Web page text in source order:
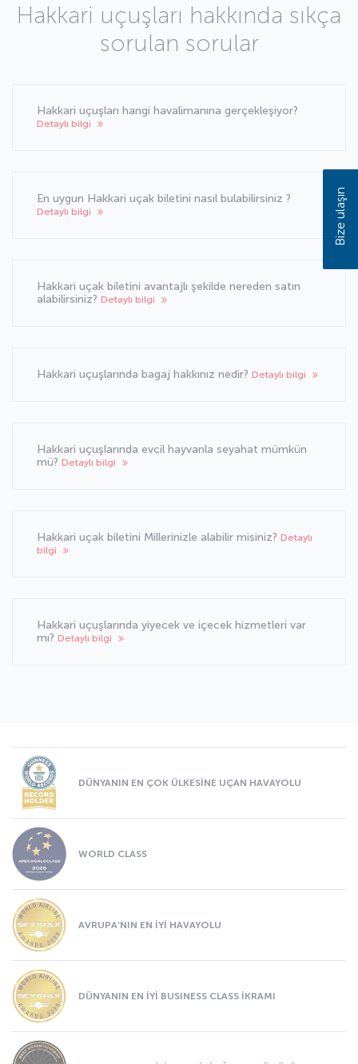
Hakkari uçuşları hakkında sıkça
sorulan sorular
Hakkari uçuşları hangi havalimanına gerçekleşiyor?
Detaylı bilgi
En uygun Hakkari uçak biletini nasıl bulabilirsiniz ?
Detaylı bilgi
Hakkari uçak biletini avantajlı şekilde nereden satın
alabilirsiniz? Detaylı bilgi
Hakkari uçuşlarında bagaj hakkınız nedir? Detaylı bilgi
Hakkari uçuşlarında evcil hayvanla seyahat mümkün
mü? Detaylı bilgi
Hakkari uçak biletini Millerinizle alabilir misiniz? Detaylı
bilgi
Hakkari uçuşlarında yiyecek ve içecek hizmetleri var
mı? Detaylı bilgi
DÜNYANIN EN ÇOK ÜLKESİNE UÇAN HAVAYOLU
WORLD CLASS
AVRUPA’NIN EN İYİ HAVAYOLU
DÜNYANIN EN İYİ BUSINESS CLASS İKRAMI
Bize ulaşın